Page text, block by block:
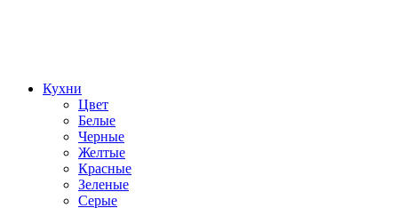
Кухни
Цвет
Белые
Черные
Желтые
Красные
Зеленые
Серые